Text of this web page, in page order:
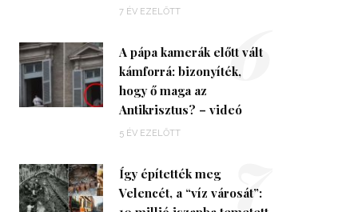
7 ÉV EZELŐTT
A pápa kamerák előtt vált
kámforrá: bizonyíték,
hogy ő maga az
Antikrisztus? – videó
5 ÉV EZELŐTT
6
Így építették meg
Velencét, a “víz városát”:
7